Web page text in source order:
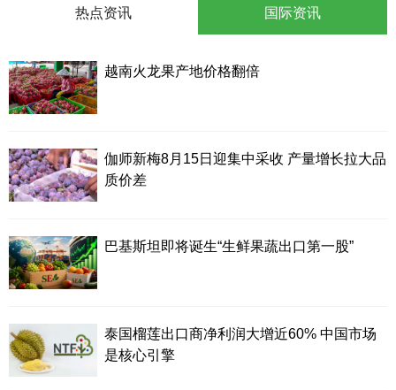
热点资讯
越南火龙果产地价格翻倍
伽师新梅8月15日迎集中采收 产量增长拉大品
质价差
巴基斯坦即将诞生“生鲜果蔬出口第一股”
泰国榴莲出口商净利润大增近60% 中国市场
是核心引擎
国际资讯